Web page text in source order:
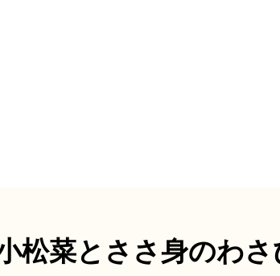
松菜とささ身のわさ